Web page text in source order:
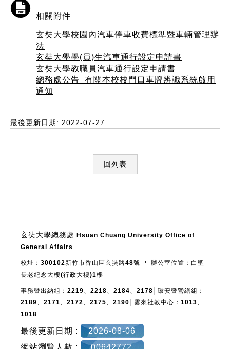
相關附件
玄奘大學校園內汽車停車收費標準暨車輛管理辦
法
玄奘大學學(員)生汽車通行設定申請書
玄奘大學教職員汽車通行設定申請書
總務處公告_有關本校校門口車牌辨識系統啟用
通知
最後更新日期: 2022-07-27
回列表
玄奘大學總務處 Hsuan Chuang University Office of
General Affairs
校址：300102新竹市香山區玄奘路48號 ‧ 辦公室位置：白聖
長老紀念大樓(行政大樓)1樓
事務暨出納組：2219、2218、2184、2178│環安暨營繕組：
2189、2171、2172、2175、2190│雲來社教中心：1013、
1018
最後更新日期 :
2026-08-06
網站瀏覽人數 :
00642772